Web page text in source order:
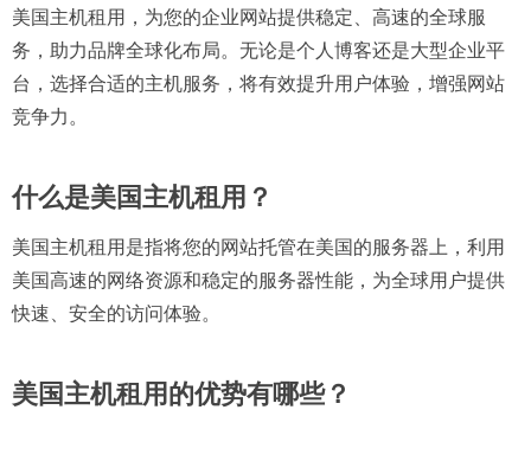
美国主机租用，为您的企业网站提供稳定、高速的全球服
务，助力品牌全球化布局。无论是个人博客还是大型企业平
台，选择合适的主机服务，将有效提升用户体验，增强网站
竞争力。
什么是美国主机租用？
美国主机租用是指将您的网站托管在美国的服务器上，利用
美国高速的网络资源和稳定的服务器性能，为全球用户提供
快速、安全的访问体验。
美国主机租用的优势有哪些？